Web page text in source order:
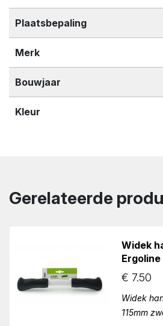
Plaatsbepaling
Merk
Bouwjaar
Kleur
Gerelateerde
Widek
€ 7.50
Widek
115mm